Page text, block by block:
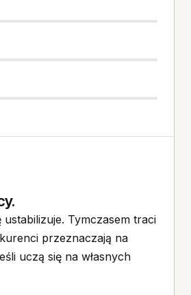
ustabilizuje. Tymczasem traci
przeznaczają na
uczą się na własnych